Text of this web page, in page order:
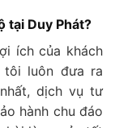
tại Duy Phát?
ích của khách
tôi luôn đưa ra
dịch vụ tư
hành chu đáo